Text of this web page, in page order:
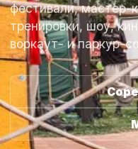
фестивали, мастер-
тренировки, шоу,
воркаут- и паркур-